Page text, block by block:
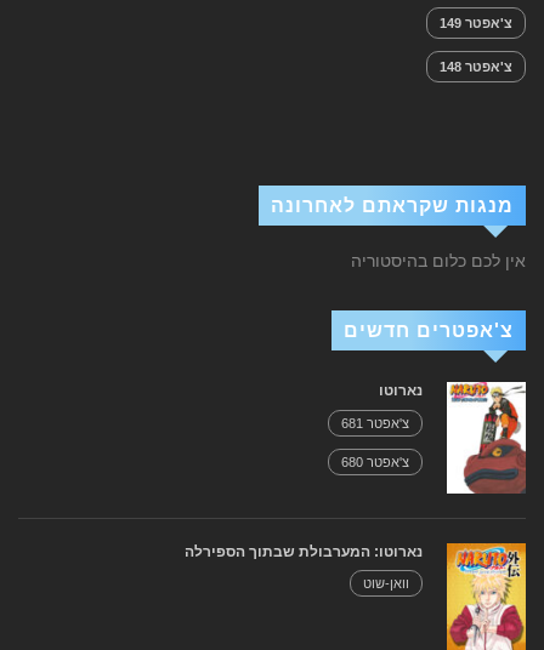
צ'אפטר 149
צ'אפטר 148
מנגות שקראתם לאחרונה
אין לכם כלום בהיסטוריה
צ'אפטרים חדשים
נארוטו
צ'אפטר 681
צ'אפטר 680
נארוטו: המערבולת שבתוך הספירלה
וואן-שוט